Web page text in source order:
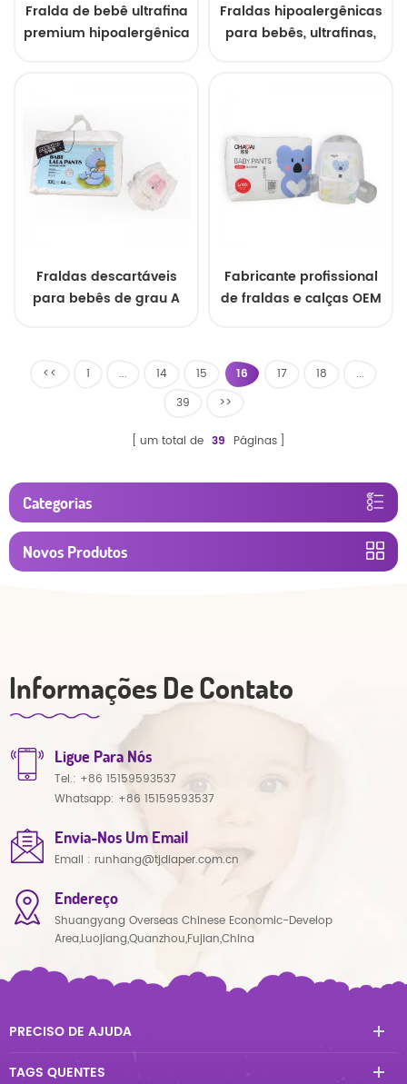
Fralda de bebê ultrafina
premium hipoalergênica
Fraldas hipoalergênicas
para bebês, ultrafinas,
Fraldas descartáveis
para bebês de grau A
fraldas para dormir
Fabricante profissional
de fraldas e calças OEM
<< 1 ... 14 15 16 17 18
...
39
>>
um total de 39 Páginas
Categorias
Novos Produtos
Informações De Contato
Ligue Para Nós
Tel.: +86 15159593537
Whatsapp: +86 15159593537
Envia-Nos Um Email
Email : runhang@tjdiaper.com.cn
Endereço
Shuangyang Overseas Chinese Economic-Develop
Area,Luojiang,Quanzhou,Fujian,China
PRECISO DE AJUDA
TAGS QUENTES